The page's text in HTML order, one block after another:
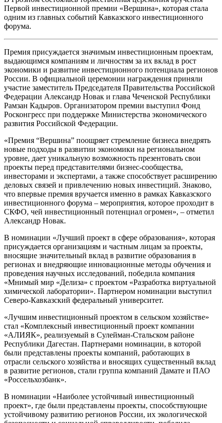
Первой инвестиционной премии «Вершина», которая стала
одним из главных событий Кавказского инвестиционного
форума.
Премия присуждается значимым инвестиционным проектам,
выдающимся компаниям и личностям за их вклад в рост
экономики и развитие инвестиционного потенциала регионов
России. В официальной церемонии награждения приняли
участие заместитель Председателя Правительства Российской
Федерации Александр Новак и глава Чеченской Республики
Рамзан Кадыров. Организатором премии выступил Фонд
Росконгресс при поддержке Министерства экономического
развития Российской Федерации.
«Премия “Вершина” поощряет стремление бизнеса внедрять
новые подходы в развитии экономики на региональном
уровне, дает уникальную возможность презентовать свои
проекты перед представителями бизнес-сообщества,
инвесторами и экспертами, а также способствует расширению
деловых связей и привлечению новых инвестиций. Знаково,
что впервые премия вручается именно в рамках Кавказского
инвестиционного форума – мероприятия, которое проходит в
СКФО, чей инвестиционный потенциал огромен», – отметил
Александр Новак.
В номинации «Лучший проект в сфере образования», которая
присуждается организациям и частным лицам за проекты,
вносящие значительный вклад в развитие образования в
регионах и внедряющие инновационные методы обучения и
проведения научных исследований, победила компания
«Мнимый мир «Делиза» с проектом «Разработка виртуальной
химической лаборатории». Партнером номинации выступил
Северо-Кавказский федеральный университет.
«Лучшим инвестиционный проектом в сельском хозяйстве»
стал «Комплексный инвестиционный проект компании
«АЛИЯК», реализуемый в Сулейман-Стальском районе
Республики Дагестан. Партнерами номинации, в которой
были представлены проекты компаний, работающих в
отрасли сельского хозяйства и вносящих существенный вклад
в развитие регионов, стали группа компаний Дамате и ПАО
«Россельхозбанк».
В номинации «Наиболее устойчивый инвестиционный
проект», где были представлены проекты, способствующие
устойчивому развитию регионов России, их экологической